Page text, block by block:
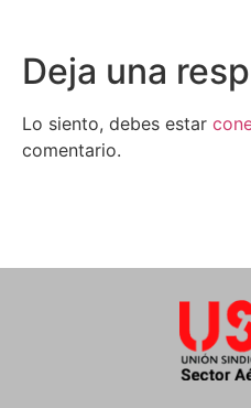
Deja una
Lo siento, debes estar
comentario.